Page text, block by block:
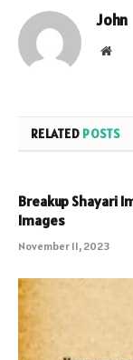
John
RELATED POSTS
Breakup Shayari
Images
November 11, 2023